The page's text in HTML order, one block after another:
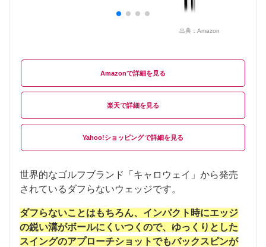
出典： Amazon
Amazon
楽天
Yahoo!ショッピング
世界的なゴルフブランド「キャロウェイ」から発売
されているダフらないウェッジです。
ダフらないことはもちろん、インパクト時にエッジ
の鋭い溝がボールにくいつくので、ゆっくりとした
スイングのアプローチショットでもバックスピンが